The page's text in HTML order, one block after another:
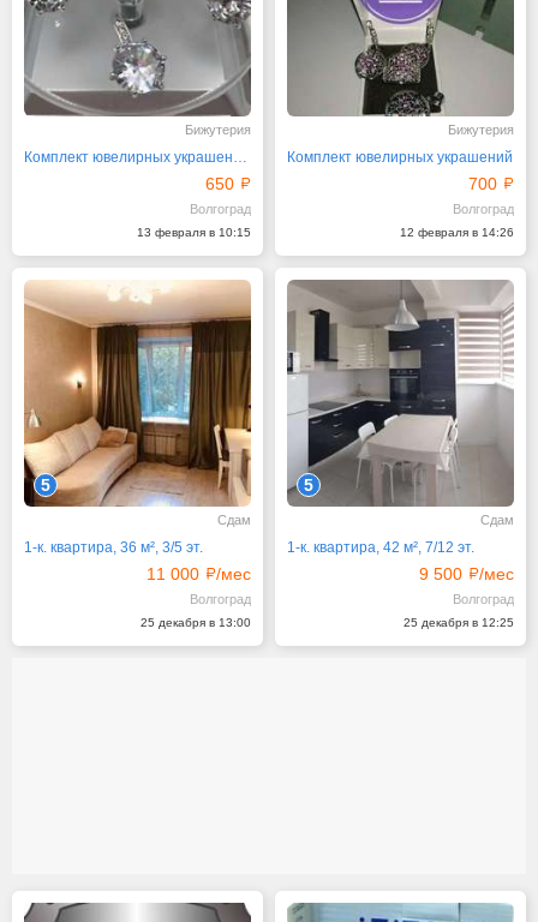
Бижутерия
650
Волгоград
13 февраля в 10:15
Бижутерия
Комплект ювелирных украшений
700
Волгоград
12 февраля в 14:26
5
Сдам
1-к. квартира, 36 м², 3/5 эт.
11 000 /мес
Волгоград
25 декабря в 13:00
5
Сдам
1-к. квартира, 42 м², 7/12 эт.
9 500 /мес
Волгоград
25 декабря в 12:25